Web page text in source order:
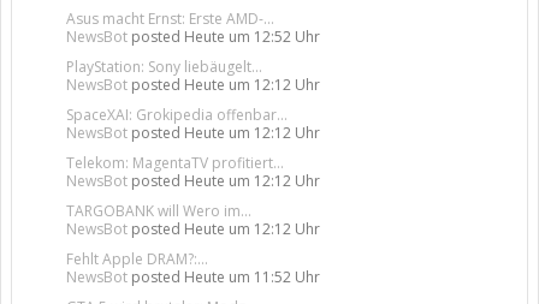
Asus macht Ernst: Erste AMD-...
NewsBot posted Heute um 12:52 Uhr
PlayStation: Sony liebäugelt...
NewsBot posted Heute um 12:12 Uhr
SpaceXAI: Grokipedia offenbar...
NewsBot posted Heute um 12:12 Uhr
Telekom: MagentaTV profitiert...
NewsBot posted Heute um 12:12 Uhr
TARGOBANK will Wero im...
NewsBot posted Heute um 12:12 Uhr
Fehlt Apple DRAM?:...
NewsBot posted Heute um 11:52 Uhr